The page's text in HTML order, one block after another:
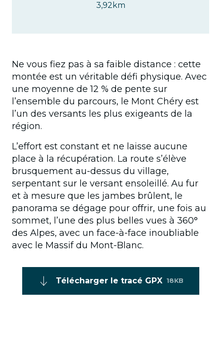
3,92km
Ne vous fiez pas à sa faible distance : cette
montée est un véritable défi physique. Avec
une moyenne de 12 % de pente sur
l’ensemble du parcours, le Mont Chéry est
l’un des versants les plus exigeants de la
région.
L’effort est constant et ne laisse aucune
place à la récupération. La route s’élève
brusquement au-dessus du village,
serpentant sur le versant ensoleillé. Au fur
et à mesure que les jambes brûlent, le
panorama se dégage pour offrir, une fois au
sommet, l’une des plus belles vues à 360°
des Alpes, avec un face-à-face inoubliable
avec le Massif du Mont-Blanc.
Télécharger le tracé GPX 18KB